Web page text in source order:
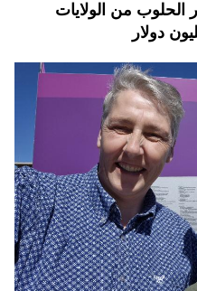
الحلوب من الولايات